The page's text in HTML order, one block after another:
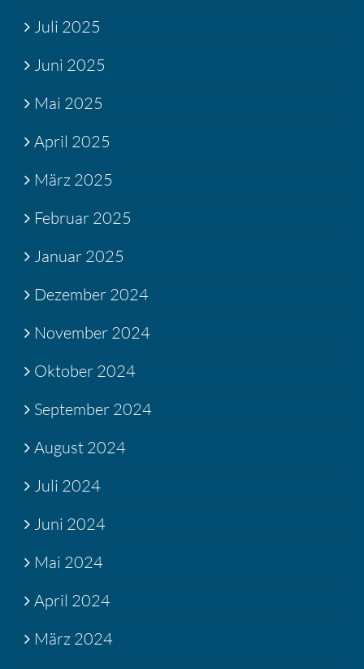
Juli 2025
Juni 2025
Mai 2025
April 2025
März 2025
Februar 2025
Januar 2025
Dezember 2024
November 2024
Oktober 2024
September 2024
August 2024
Juli 2024
Juni 2024
Mai 2024
April 2024
März 2024